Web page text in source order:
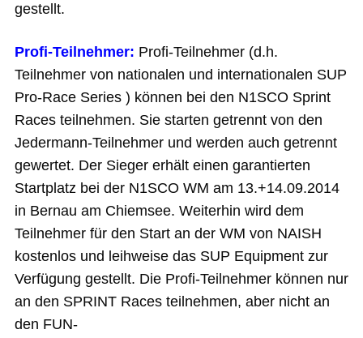
gestellt.
Profi-Teilnehmer: Profi-Teilnehmer (d.h.
Teilnehmer von nationalen und internationalen SUP
Pro-Race Series ) können bei den N1SCO Sprint
Races teilnehmen. Sie starten getrennt von den
Jedermann-Teilnehmer und werden auch getrennt
gewertet. Der Sieger erhält einen garantierten
Startplatz bei der N1SCO WM am 13.+14.09.2014
in Bernau am Chiemsee. Weiterhin wird dem
Teilnehmer für den Start an der WM von NAISH
kostenlos und leihweise das SUP Equipment zur
Verfügung gestellt. Die Profi-Teilnehmer können nur
an den SPRINT Races teilnehmen, aber nicht an
den FUN-